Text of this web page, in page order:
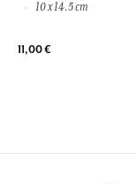
10 x 14.5 cm
11,00 €